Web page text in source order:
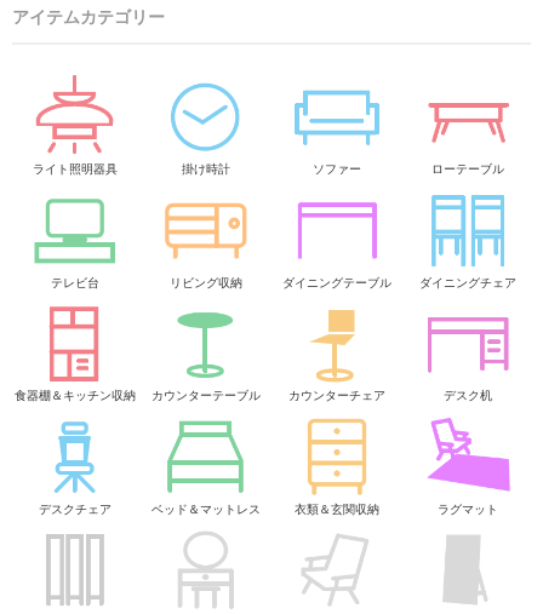
アイテムカテゴリー
ライト照明器具 掛け時計 ソファー ローテーブル
テレビ台 リビング収納 ダイニングテーブル ダイニングチェア
食器棚＆キッチン収納 カウンターテーブル カウンターチェア デスク机
デスクチェア ベッド＆マットレス 衣類＆玄関収納 ラグマット